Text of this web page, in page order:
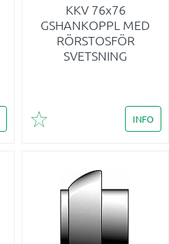
KKV 76x76
GSHANKOPPL MED
RÖRSTOSFÖR
SVETSNING
Lägg till i favoriter
INFO